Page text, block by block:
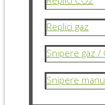
Replici gaz
Snipere gaz /
Snipere